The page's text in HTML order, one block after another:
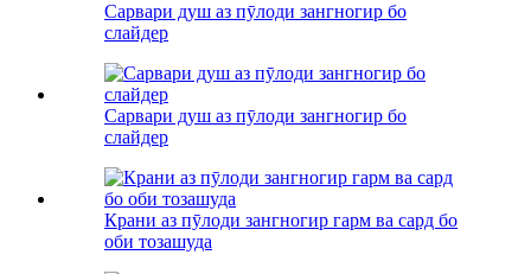
Сарвари душ аз пӯлоди зангногир бо
слайдер
Сарвари душ аз пӯлоди зангногир бо
слайдер
Крани аз пӯлоди зангногир гарм ва сард бо
оби тозашуда